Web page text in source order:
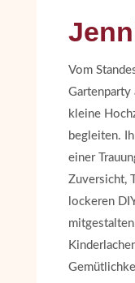
Vom
Gartenparty
kleine
begleiten.
einer
Zuversicht,
lockeren